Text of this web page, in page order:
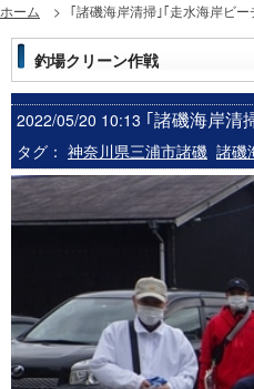
ホーム ｢諸磯海岸清掃｣｢走水海岸ビー
釣場クリーン作戦
2022/05/20 10:13 ｢諸磯海岸清
タグ： 神奈川県三浦市諸磯 諸磯